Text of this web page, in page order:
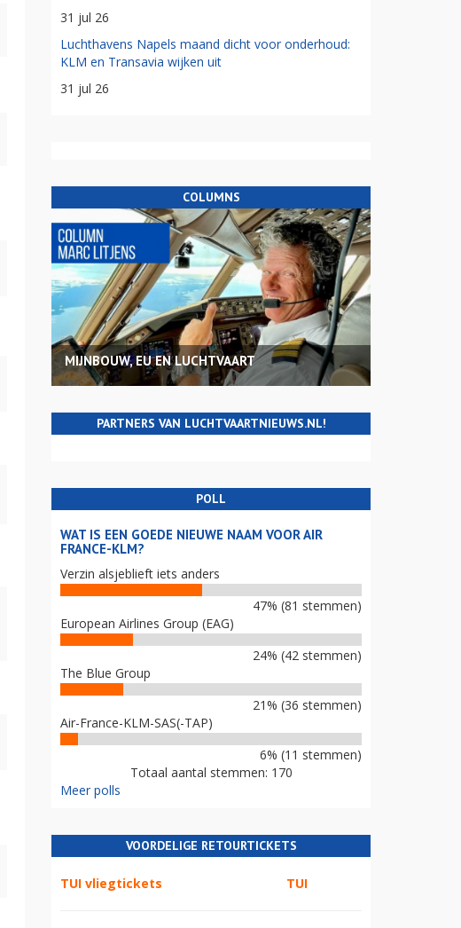
31 jul 26
Luchthavens Napels maand dicht voor onderhoud:
KLM en Transavia wijken uit
31 jul 26
COLUMNS
MIJNBOUW, EU EN LUCHTVAART
PARTNERS VAN LUCHTVAARTNIEUWS.NL!
POLL
WAT IS EEN GOEDE NIEUWE NAAM VOOR AIR
FRANCE-KLM?
Verzin alsjeblieft iets anders
47% (81 stemmen)
European Airlines Group (EAG)
24% (42 stemmen)
The Blue Group
21% (36 stemmen)
Air-France-KLM-SAS(-TAP)
6% (11 stemmen)
Totaal aantal stemmen: 170
Meer polls
VOORDELIGE RETOURTICKETS
TUI vliegtickets TUI